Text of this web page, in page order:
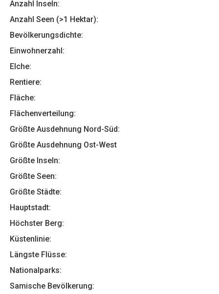
Anzahl Inseln:
Anzahl Seen (>1 Hektar):
Bevölkerungsdichte:
Einwohnerzahl:
Elche:
Rentiere:
Fläche:
Flächenverteilung:
Größte Ausdehnung Nord-Süd:
Größte Ausdehnung Ost-West
Größte Inseln:
Größte Seen:
Größte Städte:
Hauptstadt:
Höchster Berg:
Küstenlinie:
Längste Flüsse:
Nationalparks:
Samische Bevölkerung: